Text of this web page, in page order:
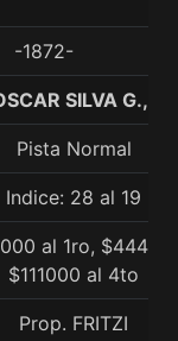
-1872-
SILVA G.,
Pista Normal
Indice: 28 al 19
al 1ro,
$111000 al 4to
Prop. FRITZI